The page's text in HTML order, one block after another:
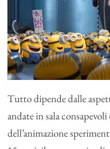
Tutto dipende dalle
andate in sala consapevoli
dell’animazione